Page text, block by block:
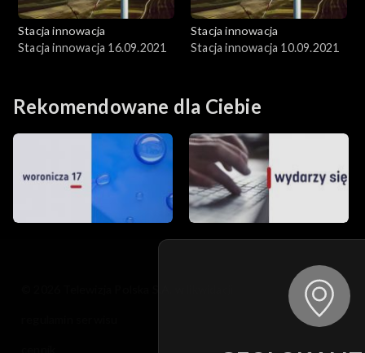
Stacja innowacja
Stacja innowacja 16.09.2021
Stacja innowacja
Stacja innowacja 10.09.2021
Rekomendowane dla Ciebie